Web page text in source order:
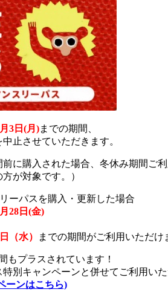
3日(月)までの期間、
止させていただきます。
に購入された場合、冬休み期間ご
が対象です。）
ーパスを購入・更新した場合
28日(金)
（水）
までの期間がご利用いただけ
もプラスされています！
別キャンペーンと併せてご利用いた
ーンはこちら)